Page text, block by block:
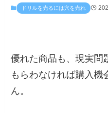
ドリルを売るには穴を売れ
優れた商品も、現実問
もらわなければ購入機
ん。